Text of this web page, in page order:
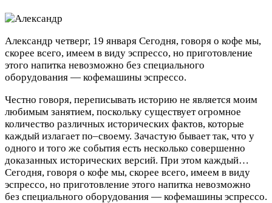
Александр четверг, 19 января Сегодня, говоря о кофе мы,
скорее всего, имеем в виду эспрессо, но приготовление
этого напитка невозможно без специального
оборудования — кофемашины эспрессо.
Честно говоря, переписывать историю не является моим
любимым занятием, поскольку существует огромное
количество различных исторических фактов, которые
каждый излагает по–своему. Зачастую бывает так, что у
одного и того же события есть несколько совершенно
доказанных исторических версий. При этом каждый…
Сегодня, говоря о кофе мы, скорее всего, имеем в виду
эспрессо, но приготовление этого напитка невозможно
без специального оборудования — кофемашины эспрессо.